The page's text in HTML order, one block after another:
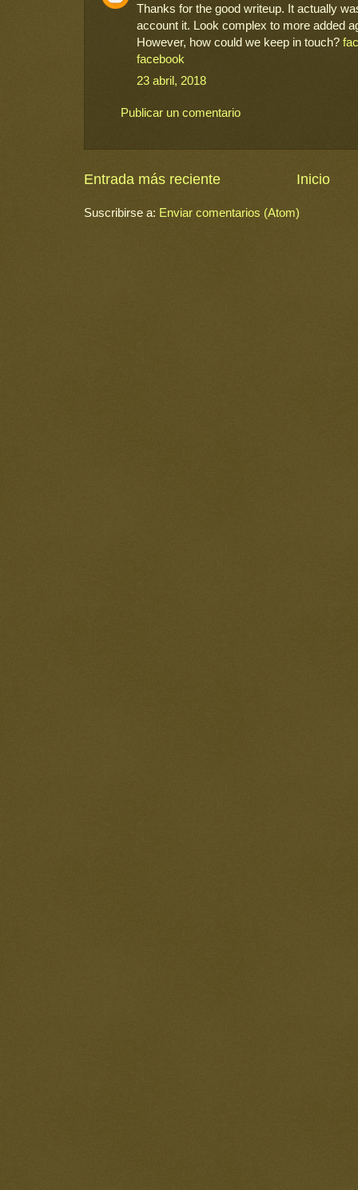
Thanks for the good writeup. It actually
account it. Look complex to more added
However, how could we keep in touch?
facebook
23 abril, 2018
Publicar un comentario
Entrada más reciente Inicio
Suscribirse a: Enviar comentarios (Atom)